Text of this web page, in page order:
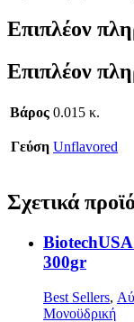
Επιπλέον
Επιπλέον
Βάρος 0.015 κ.
Γεύση Unflavored
Σχετικά
300gr
Best Sellers,
Μονοϋδρική